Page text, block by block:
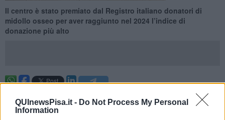
QUInewsPisa.it - Do Not Process My Personal
Information
Il centro è stato premiato dal Registro italiano donatori di
midollo osseo per aver raggiunto nel 2024 l’indice di
donazione più alto
ospedaliero-universitaria pisana,afferente all’Unità operativa di
Medicina trasfusionale e biologia dei trapianti diretta da Alessandro